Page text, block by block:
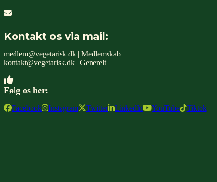
Kontakt os via mail:
medlem@vegetarisk.dk | Medlemskab
kontakt@vegetarisk.dk | Generelt
Følg os her:
Facebook Instagram Twitter LinkedIn YouTube Tiktok